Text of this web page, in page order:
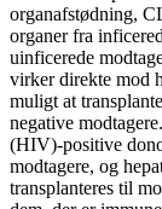
organafstødning,
organer fra
uinficerede
virker direkte mod
muligt at
negative
(HIV)-positive
modtagere, og
transplanteres til